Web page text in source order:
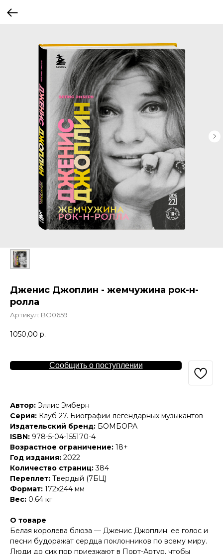
Дженис Джоплин - жемчужина рок-н-
ролла
Артикул: BO0659
1050,00 р.
Сообщить о поступлении
Автор: Эллис Эмберн
Серия: Клуб 27. Биографии легендарных музыкантов
Издательский бренд: БОМБОРА
ISBN: 978-5-04-155170-4
Возрастное ограничение: 18+
Год издания: 2022
Количество страниц:384
Переплет: Твердый (7БЦ)
Формат: 172x244 мм
Вес: 0.64 кг
О товаре
Белая королева блюза — Дженис Джоплин; ее голос и
песни будоражат сердца поклонников по всему миру.
Люди до сих пор приезжают в Порт-Артур, чтобы